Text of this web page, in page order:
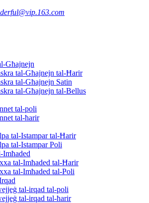
Għajnejn
tal-Għajnejn tal-Ħarir
tal-Għajnejn Satin
tal-Għajnejn tal-Bellus
tal-poli
tal-ħarir
tal-Istampar tal-Ħarir
tal-Istampar Poli
Imħaded
tal-Imħaded tal-Ħarir
tal-Imħaded tal-Poli
tal-irqad tal-poli
tal-irqad tal-ħarir